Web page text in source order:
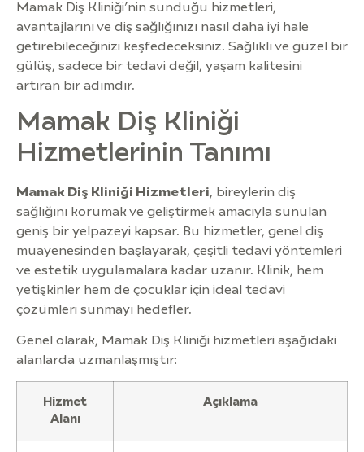
Mamak Diş Kliniği’nin sunduğu hizmetleri,
avantajlarını ve diş sağlığınızı nasıl daha iyi hale
getirebileceğinizi keşfedeceksiniz. Sağlıklı ve güzel bir
gülüş, sadece bir tedavi değil, yaşam kalitesini
artıran bir adımdır.
Mamak Diş Kliniği
Hizmetlerinin Tanımı
Mamak Diş Kliniği Hizmetleri, bireylerin diş
sağlığını korumak ve geliştirmek amacıyla sunulan
geniş bir yelpazeyi kapsar. Bu hizmetler, genel diş
muayenesinden başlayarak, çeşitli tedavi yöntemleri
ve estetik uygulamalara kadar uzanır. Klinik, hem
yetişkinler hem de çocuklar için ideal tedavi
çözümleri sunmayı hedefler.
Genel olarak, Mamak Diş Kliniği hizmetleri aşağıdaki
alanlarda uzmanlaşmıştır:
Hizmet
Alanı
Açıklama